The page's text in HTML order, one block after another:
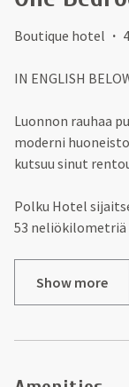
Boutique hotel ·
IN ENGLISH
Luonnon rauhaa
moderni
kutsuu sinut
Polku Hotel
53 neliökilometriä
Show more